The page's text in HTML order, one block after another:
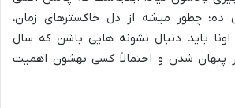
چطور میشه از دل خاکسترهای زمان،
باید دنبال نشونه هایی باشن که سال
پنهان شدن و احتمالاً کسی بهشون اهمیت